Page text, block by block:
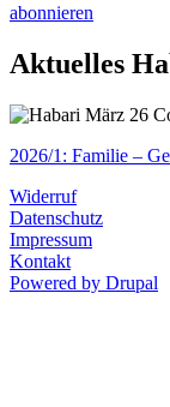
abonnieren
Aktuelles
2026/1: Familie –
Widerruf
Datenschutz
Impressum
Kontakt
Powered by Drupal